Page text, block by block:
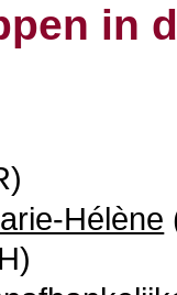
in
Hélène